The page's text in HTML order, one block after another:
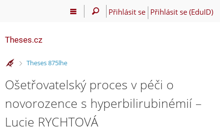
Přihlásit se Přihlásit se (EduID)
Theses.cz
>
Theses 875lhe
Ošetřovatelský proces v péči o
novorozence s hyperbilirubinémií –
Lucie RYCHTOVÁ